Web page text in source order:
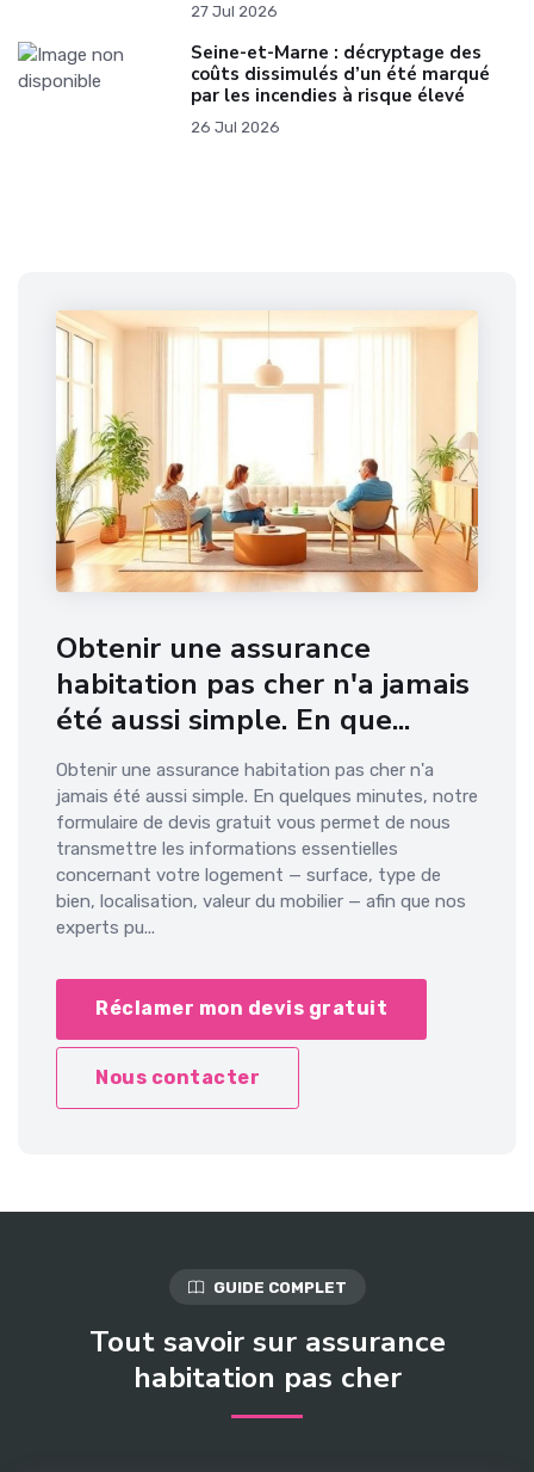
27 Jul 2026
Seine-et-Marne : décryptage des
coûts dissimulés d’un été marqué
par les incendies à risque élevé
26 Jul 2026
Obtenir une assurance
habitation pas cher n'a jamais
été aussi simple. En que...
Obtenir une assurance habitation pas cher n'a
jamais été aussi simple. En quelques minutes, notre
formulaire de devis gratuit vous permet de nous
transmettre les informations essentielles
concernant votre logement — surface, type de
bien, localisation, valeur du mobilier — afin que nos
experts pu...
Réclamer mon devis gratuit
Nous contacter
GUIDE COMPLET
Tout savoir sur assurance
habitation pas cher